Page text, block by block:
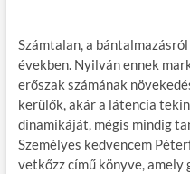
e
b
o
o
k
itt
er
ail m
bl
r
Számtalan, a
években. Nyilván ennek
erőszak számának
kerülők, akár a látencia
dinamikáját, mégis mindig
Személyes kedvencem
vetkőzz című könyve,